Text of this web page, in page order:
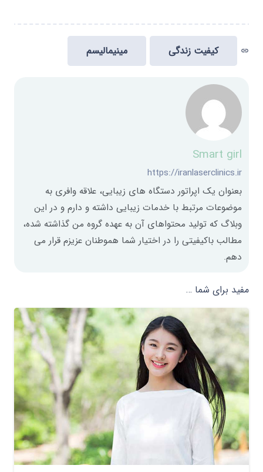
link کیفیت زندگی مینیمالیسم
Smart girl
https://iranlaserclinics.ir
بعنوان یک اپراتور دستگاه های زیبایی، علاقه وافری به
موضوعات مرتبط با خدمات زیبایی داشته و دارم و در این
وبلاگ که تولید محتواهای آن به عهده گروه من گذاشته شده،
مطالب باکیفیتی را در اختیار شما هموطنان عزیزم قرار می
دهم.
مفید برای شما …